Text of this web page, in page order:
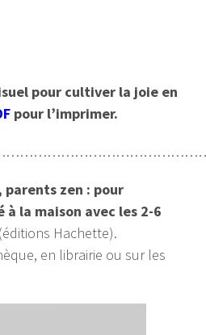
pour cultiver la joie en
pour l’imprimer.
parents zen : pour
la maison avec les 2-6
Hachette).
en librairie ou sur les